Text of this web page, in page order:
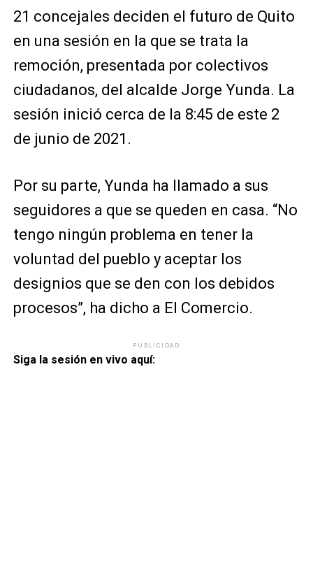
21 concejales deciden el futuro de Quito
en una sesión en la que se trata la
remoción, presentada por colectivos
ciudadanos, del alcalde Jorge Yunda. La
sesión inició cerca de la 8:45 de este 2
de junio de 2021.
Por su parte, Yunda ha llamado a sus
seguidores a que se queden en casa. “No
tengo ningún problema en tener la
voluntad del pueblo y aceptar los
designios que se den con los debidos
procesos”, ha dicho a El Comercio.
PUBLICIDAD
Siga la sesión en vivo aquí: